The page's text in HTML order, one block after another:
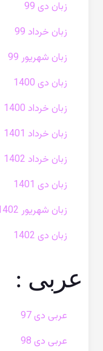
زبان دی 99
زبان خرداد 99
زبان شهریور 99
زبان دی 1400
زبان خرداد 1400
زبان خرداد 1401
زبان خرداد 1402
زبان دی 1401
زبان شهریور 1402
زبان دی 1402
عربی :
عربی دی 97
عربی دی 98